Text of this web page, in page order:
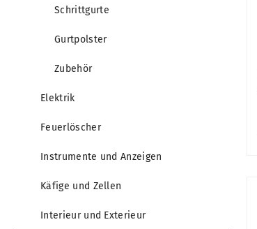
Schrittgurte
Gurtpolster
Zubehör
Elektrik
Feuerlöscher
Instrumente und Anzeigen
Käfige und Zellen
Interieur und Exterieur